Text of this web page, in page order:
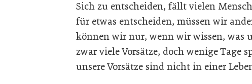
Sich zu entscheiden, fällt vielen
für etwas entscheiden, müssen wir
können wir nur, wenn wir wissen, was
zwar viele Vorsätze, doch wenige Tage
unsere Vorsätze sind nicht in einer